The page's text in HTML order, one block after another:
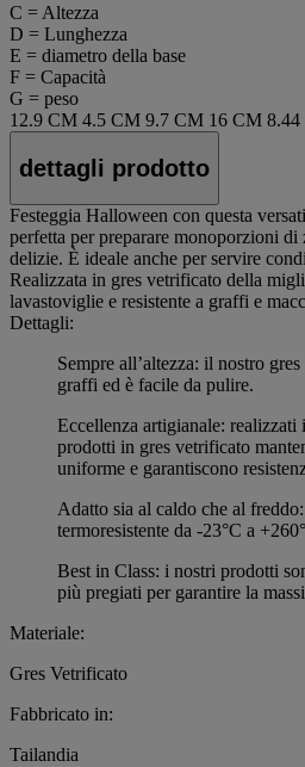
C = Altezza
D = Lunghezza
E = diametro della base
F = Capacità
G = peso
12.9 CM 4.5 CM 9.7 CM 16 CM
dettagli prodotto
Festeggia Halloween con questa
perfetta per preparare monoporzioni di
delizie. È ideale anche per servire
Realizzata in gres vetrificato della
lavastoviglie e resistente a graffi e
Dettagli:
Sempre all’altezza: il nostro
graffi ed è facile da pulire.
Eccellenza artigianale:
prodotti in gres vetrificato
uniforme e garantiscono
Adatto sia al caldo che al
termoresistente da -23°C a
Best in Class: i nostri prodotti
più pregiati per garantire la
Materiale:
Gres Vetrificato
Fabbricato in:
Tailandia